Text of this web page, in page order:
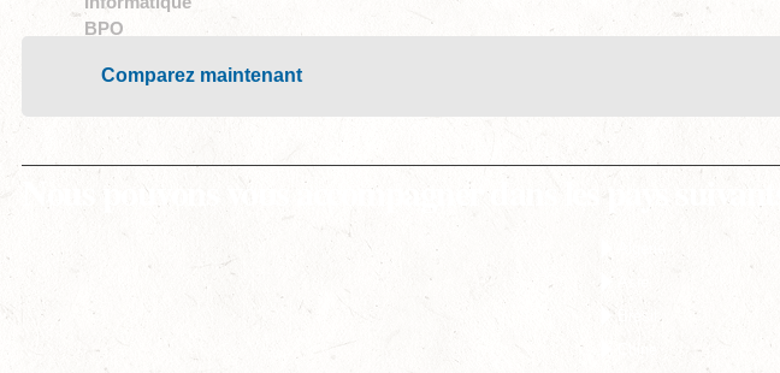
BPO
Comparez maintenant
Nous pouvons vous accompagner dans les pays suivants :
Brésil